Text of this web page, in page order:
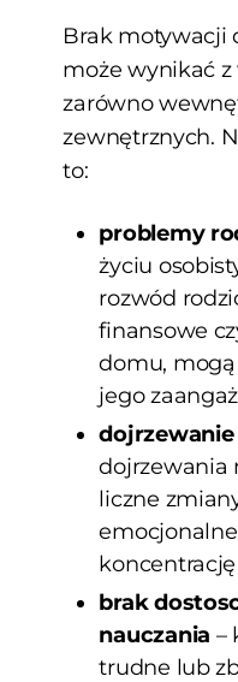
Brak motywacji
może wynikać
zarówno
zewnętrznych.
to:
problemy
życiu
rozwód
finansowe
domu, mogą
jego
dojrzewanie
dojrzewania
liczne
brak
nauczania –
trudne lub